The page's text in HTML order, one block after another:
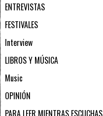
ENTREVISTAS
FESTIVALES
Interview
LIBROS Y MÚSICA
Music
OPINIÓN
PARA LEER MIENTRAS ESCUCHAS